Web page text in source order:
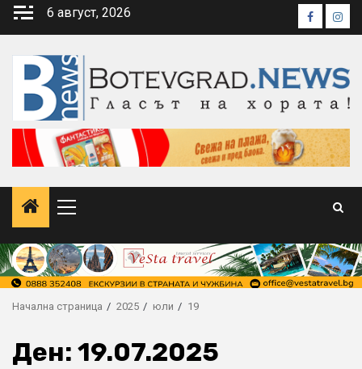
Skip
6 август, 2026 Facebook
Primary
Начална страница 2025 юли 19
Ден: 19.07.2025